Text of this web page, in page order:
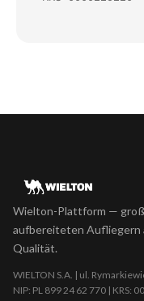
Wielton-Plattform —
aufbereiteten Aufliegern
Qualität.
WIELTON S.A. | ul.
NIP: PL 899 24 62 770 | KRS: